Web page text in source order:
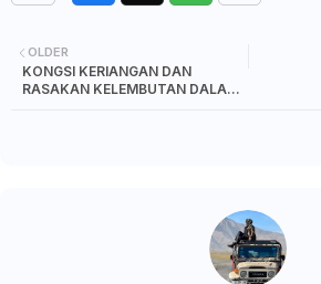
OLDER
KONGSI KERIANGAN DAN
RASAKAN KELEMBUTAN DALAM